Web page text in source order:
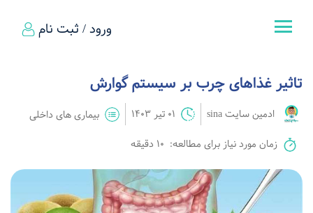
ورود / ثبت نام
تاثیر غذاهای چرب بر سیستم گوارش
ادمین سایت sina 01 تیر 1403
بیماری های داخلی
زمان مورد نیاز برای مطالعه: 10 دقیقه